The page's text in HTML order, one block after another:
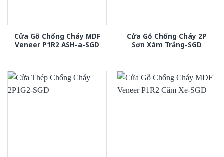
Cửa Gỗ Chống Cháy MDF
Veneer P1R2 ASH-a-SGD
Cửa Gỗ Chống Cháy 2P
Sơn Xám Trắng-SGD